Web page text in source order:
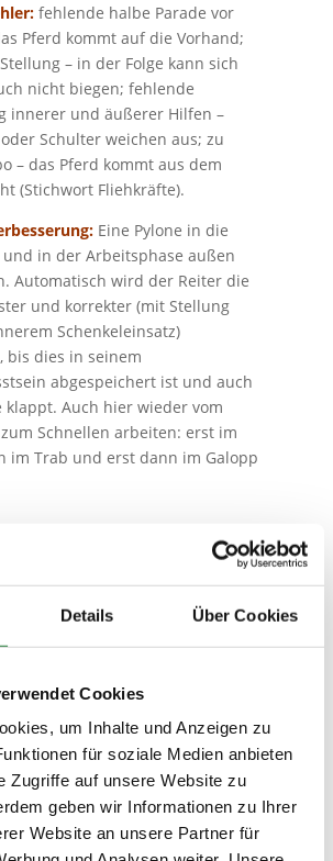
Details Über Cookies
Cookies
um Inhalte und Anzeigen zu
für soziale Medien anbieten
Zugriffe auf unsere Website zu
geben wir Informationen zu Ihrer
Website an unsere Partner für
fehlende halbe Parade vor
Pferd kommt auf die Vorhand;
– in der Folge kann sich
nicht biegen; fehlende
innerer und äußerer Hilfen –
Schulter weichen aus; zu
– das Pferd kommt aus dem
(Stichwort Fliehkräfte).
Eine Pylone in die
und in der Arbeitsphase außen
Automatisch wird der Reiter die
und korrekter (mit Stellung
Schenkeleinsatz)
bis dies in seinem
abgespeichert ist und auch
klappt. Auch hier wieder vom
Schnellen arbeiten: erst im
im Trab und erst dann im Galopp
als Acht- und Zehn-Meter-
Paraden eingeleitet, um zu
das Pferd beim Abwenden
kommt. Innerhalb der
so viele halbe Paraden
notwendig. Als kleine Faustformel